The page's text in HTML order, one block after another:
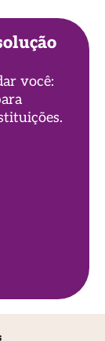
você: